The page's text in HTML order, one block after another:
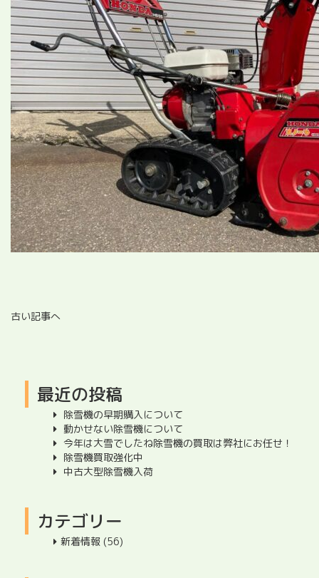
古い記事へ
最近の投稿
除雪機の早期購入について
動かせない除雪機について
今年は大雪でしたね除雪機の買取は弊社にお任せ！
除雪機買取強化中
中古大型除雪機入荷
カテゴリー
新着情報 (56)